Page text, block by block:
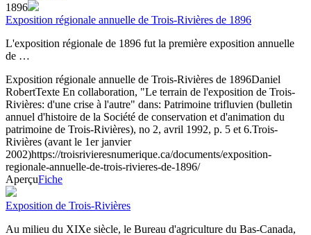
1896
Exposition régionale annuelle de Trois-Rivières de 1896
L'exposition régionale de 1896 fut la première exposition annuelle
de …
Exposition régionale annuelle de Trois-Rivières de 1896Daniel
RobertTexte En collaboration, "Le terrain de l'exposition de Trois-
Rivières: d'une crise à l'autre" dans: Patrimoine trifluvien (bulletin
annuel d'histoire de la Société de conservation et d'animation du
patrimoine de Trois-Rivières), no 2, avril 1992, p. 5 et 6.Trois-
Rivières (avant le 1er janvier
2002)https://troisrivieresnumerique.ca/documents/exposition-
regionale-annuelle-de-trois-rivieres-de-1896/
AperçuFiche
Exposition de Trois-Rivières
Au milieu du XIXe siècle, le Bureau d'agriculture du Bas-Canada,